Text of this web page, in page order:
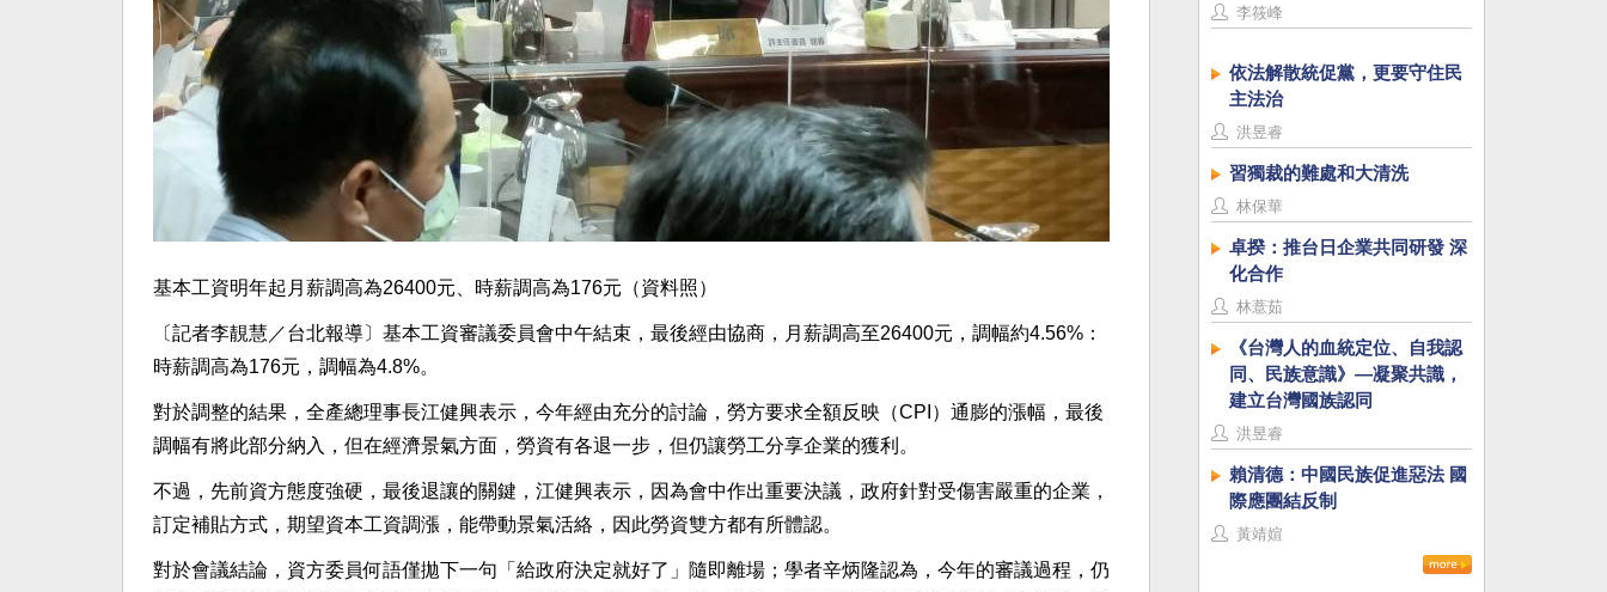
基本工資明年起月薪調高為26400元、時薪調高為176元（資料照）
〔記者李靚慧／台北報導〕基本工資審議委員會中午結束，最後經由協商，月薪調高至26400元，調幅約4.56%：
時薪調高為176元，調幅為4.8%。
對於調整的結果，全產總理事長江健興表示，今年經由充分的討論，勞方要求全額反映（CPI）通膨的漲幅，最後
調幅有將此部分納入，但在經濟景氣方面，勞資有各退一步，但仍讓勞工分享企業的獲利。
不過，先前資方態度強硬，最後退讓的關鍵，江健興表示，因為會中作出重要決議，政府針對受傷害嚴重的企業，
訂定補貼方式，期望資本工資調漲，能帶動景氣活絡，因此勞資雙方都有所體認。
對於會議結論，資方委員何語僅拋下一句「給政府決定就好了」隨即離場；學者辛炳隆認為，今年的審議過程，仍
李筱峰
依法解散統促黨，更要守住民
主法治
洪昱睿
習獨裁的難處和大清洗
林保華
卓揆：推台日企業共同研發 深
化合作
林薏茹
《台灣人的血統定位、自我認
同、民族意識》—凝聚共識，
建立台灣國族認同
洪昱睿
賴清德：中國民族促進惡法 國
際應團結反制
黃靖媗